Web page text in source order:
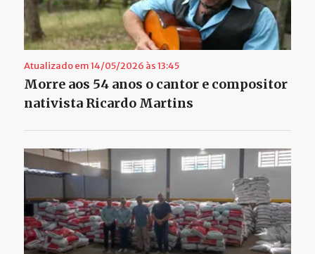
Atualizado em 14/05/2026 às 13:45
Morre aos 54 anos o cantor e compositor
nativista Ricardo Martins